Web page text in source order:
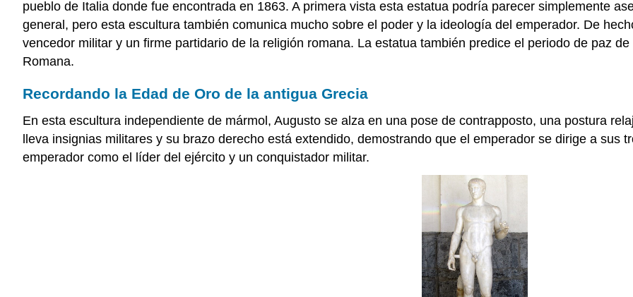
pueblo de Italia donde fue encontrada en 1863. A primera vista esta estatua podría parecer simplemente
general, pero esta escultura también comunica mucho sobre el poder y la ideología del emperador. De
vencedor militar y un firme partidario de la religión romana. La estatua también predice el periodo de paz
Romana.
Recordando la Edad de Oro de la antigua Grecia
En esta escultura independiente de mármol, Augusto se alza en una pose de contrapposto, una postura
lleva insignias militares y su brazo derecho está extendido, demostrando que el emperador se dirige a sus
emperador como el líder del ejército y un conquistador militar.